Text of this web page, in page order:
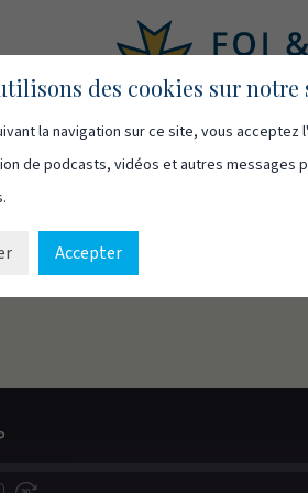
Vidéos Qui sommes-
des cookies sur notre
la navigation sur ce site, vous
de podcasts, vidéos et autres messages
Accepter